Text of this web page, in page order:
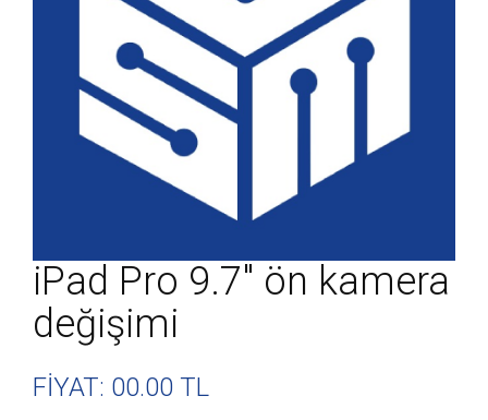
iPad Pro 9.7″ ön kamera
değişimi
FİYAT: 00.00 TL